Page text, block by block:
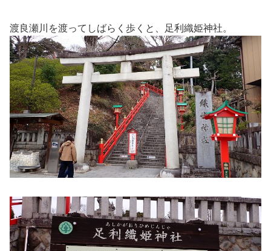
渡良瀬川を渡ってしばらく歩くと、足利織姫神社。